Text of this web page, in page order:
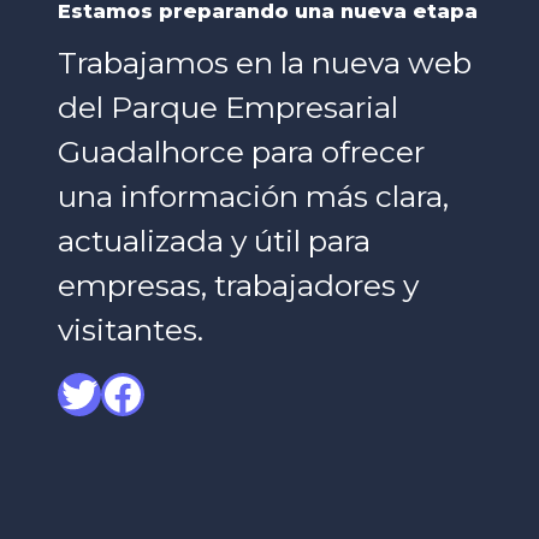
Estamos preparando una nueva etapa
Trabajamos en la nueva web
del Parque Empresarial
Guadalhorce para ofrecer
una información más clara,
actualizada y útil para
empresas, trabajadores y
visitantes.
Twitter
Facebook